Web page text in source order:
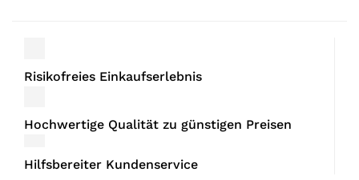
Risikofreies Einkaufserlebnis
Hochwertige Qualität zu günstigen Preisen
Hilfsbereiter Kundenservice